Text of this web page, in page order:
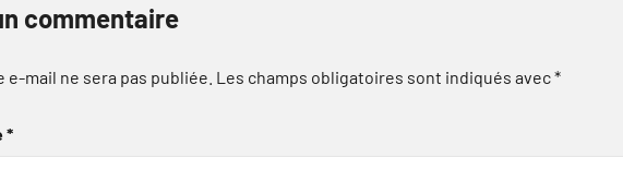
commentaire
e-mail ne sera pas publiée. Les champs obligatoires sont indiqués avec*
*